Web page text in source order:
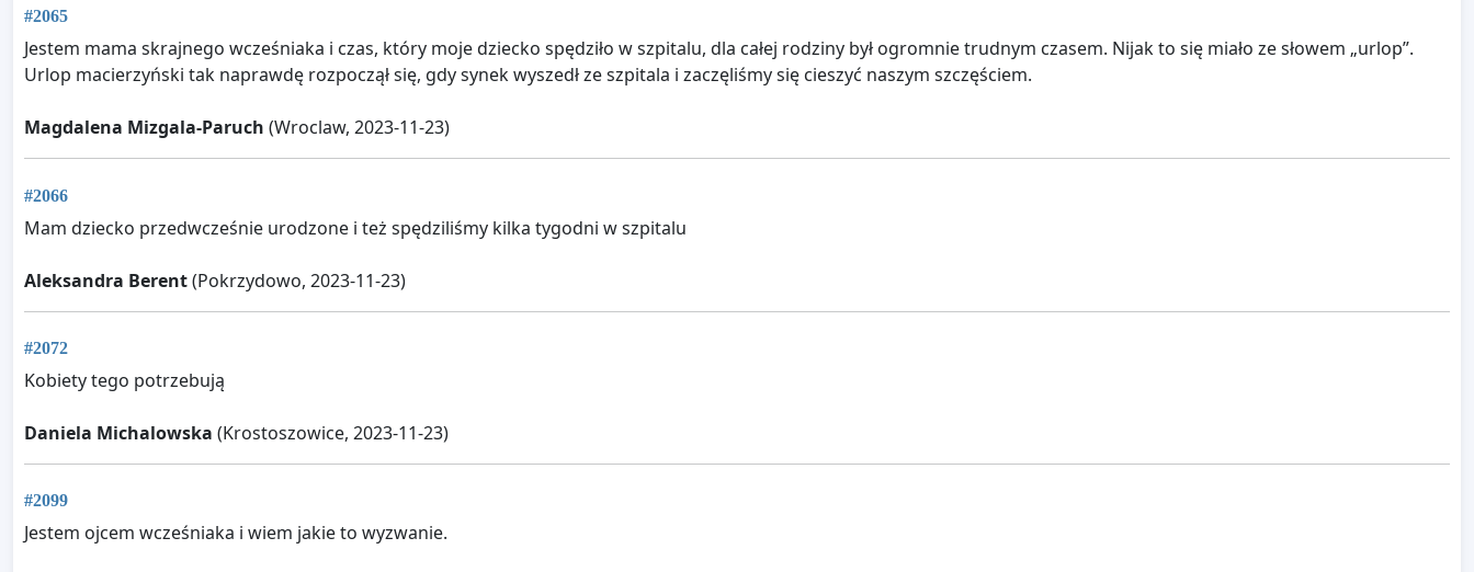
#2065
Jestem mama skrajnego wcześniaka i czas, który moje dziecko spędziło w szpitalu, dla całej rodziny był ogromnie trudnym czasem. Nijak to się miało ze słowem „urlop”.
Urlop macierzyński tak naprawdę rozpoczął się, gdy synek wyszedł ze szpitala i zaczęliśmy się cieszyć naszym szczęściem.
Magdalena Mizgala-Paruch (Wroclaw, 2023-11-23)
#2066
Mam dziecko przedwcześnie urodzone i też spędziliśmy kilka tygodni w szpitalu
Aleksandra Berent(Pokrzydowo, 2023-11-23)
#2072
Kobiety tego potrzebują
Daniela Michalowska (Krostoszowice, 2023-11-23)
#2099
Jestem ojcem wcześniaka i wiem jakie to wyzwanie.